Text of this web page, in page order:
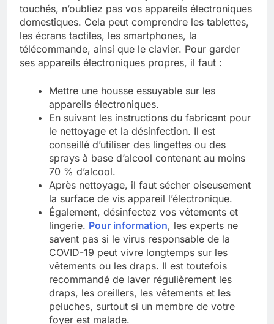
touchés, n’oubliez pas vos appareils électroniques
domestiques. Cela peut comprendre les tablettes,
les écrans tactiles, les smartphones, la
télécommande, ainsi que le clavier. Pour garder
ses appareils électroniques propres, il faut :
Mettre une housse essuyable sur les
appareils électroniques.
En suivant les instructions du fabricant pour
le nettoyage et la désinfection. Il est
conseillé d’utiliser des lingettes ou des
sprays à base d’alcool contenant au moins
70 % d’alcool.
Après nettoyage, il faut sécher oiseusement
la surface de vis appareil l’électronique.
Également, désinfectez vos vêtements et
lingerie. Pour information, les experts ne
savent pas si le virus responsable de la
COVID-19 peut vivre longtemps sur les
vêtements ou les draps. Il est toutefois
recommandé de laver régulièrement les
draps, les oreillers, les vêtements et les
peluches, surtout si un membre de votre
foyer est malade.